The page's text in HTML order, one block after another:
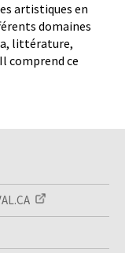
artistiques en
domaines
littérature,
comprend ce